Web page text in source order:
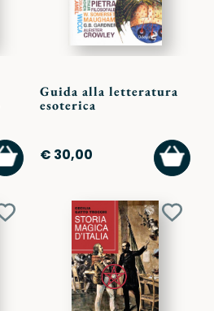
AGGIUNGI
AL
CARRELLO
Guida alla letteratura
esoterica
€ 30,00
AL
Aggiungi